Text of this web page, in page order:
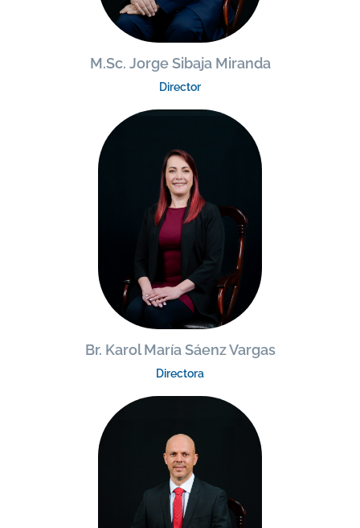
M.Sc. Jorge Sibaja Miranda
Director
Br. Karol María Sáenz Vargas
Directora